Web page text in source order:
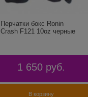
Перчатки бокс Ronin
Crash F121 10oz черные
1 650 руб.
В корзину